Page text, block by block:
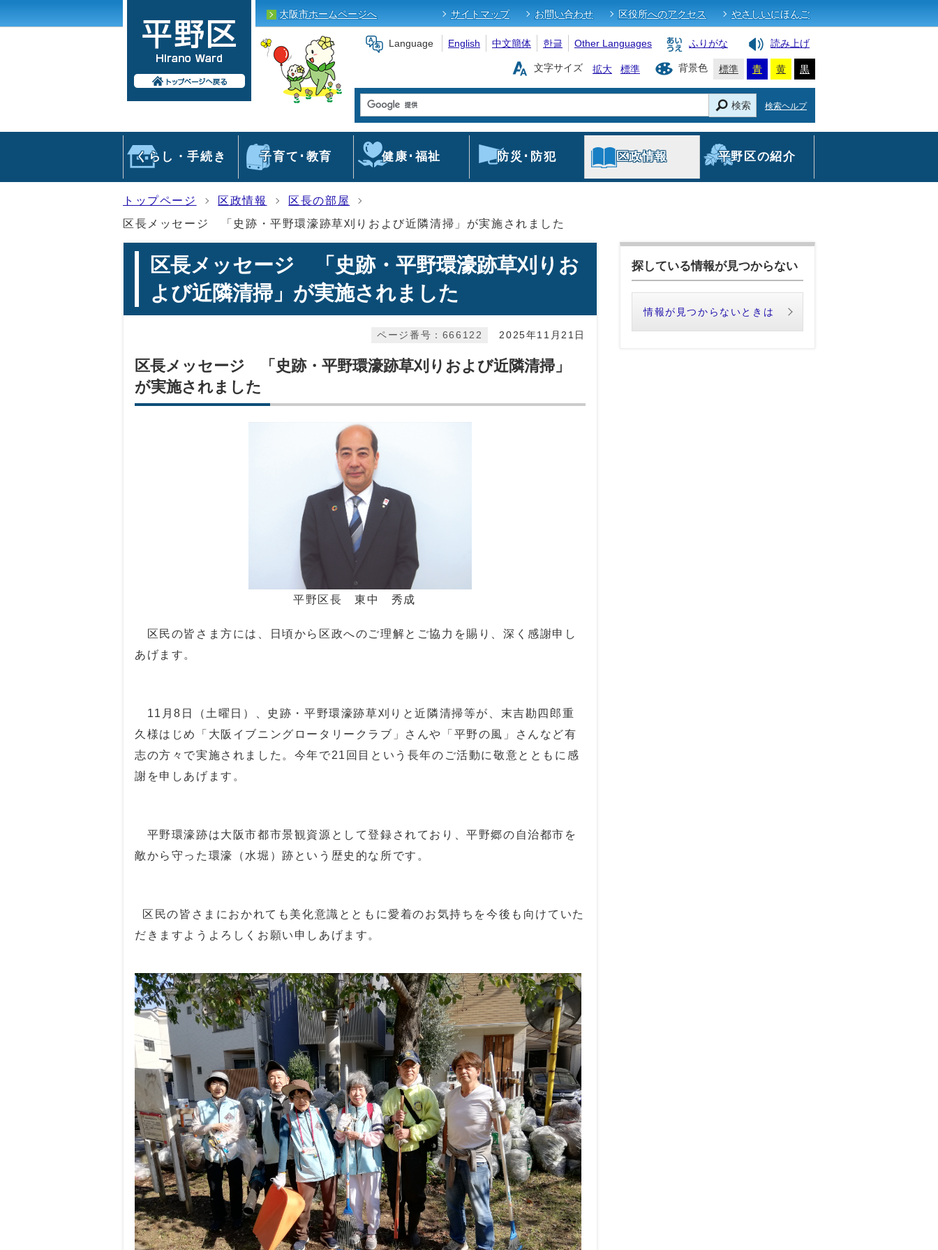
大阪市ホームページへ サイトマップ お問い合わせ 区役所へのアクセス やさしいにほんご
Language English 中文簡体 한글 Other Languages ふりがな 読み上げ
文字サイズ 拡大 標準 背景色 標準 青 黄 黒
検索 検索ヘルプ
くらし・手続き 子育て･教育 健康･福祉 防災･防犯 区政情報 平野区の紹介
トップページ 区政情報
区長の部屋
区長メッセージ 「史跡・平野環濠跡草刈りおよび近隣清掃」が実施されました
区長メッセージ 「史跡・平野環濠跡草刈りお
よび近隣清掃」が実施されました
2025年11月21日
ページ番号：666122
区長メッセージ 「史跡・平野環濠跡草刈りおよび近隣清掃」
が実施されました
平野区長 東中 秀成
区民の皆さま方には、日頃から区政へのご理解とご協力を賜り、深く感謝申し
あげます。
11月8日（土曜日）、史跡・平野環濠跡草刈りと近隣清掃等が、末吉勘四郎重
久様はじめ「大阪イブニングロータリークラブ」さんや「平野の風」さんなど有
志の方々で実施されました。今年で21回目という長年のご活動に敬意とともに感
謝を申しあげます。
平野環濠跡は大阪市都市景観資源として登録されており、平野郷の自治都市を
敵から守った環濠（水堀）跡という歴史的な所です。
区民の皆さまにおかれても美化意識とともに愛着のお気持ちを今後も向けていた
だきますようよろしくお願い申しあげます。
探している情報が見つからない
情報が見つからないときは